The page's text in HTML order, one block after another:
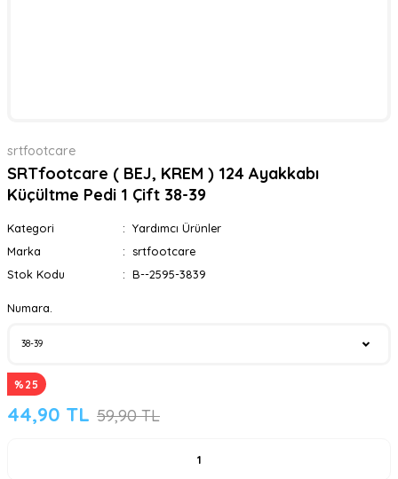
srtfootcare
SRTfootcare ( BEJ, KREM ) 124 Ayakkabı
Küçültme Pedi 1 Çift 38-39
Kategori
Yardımcı Ürünler
Marka
srtfootcare
Stok Kodu
B--2595-3839
Numara.
%25
44,90 TL 59,90 TL